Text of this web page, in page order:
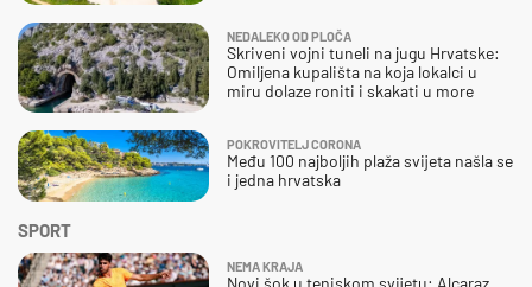
SPORT
NEMA KRAJA
Novi šok u teniskom svijetu: Alcaraz
NEDALEKO OD PLOČA
Skriveni vojni tuneli na jugu Hrvatske:
Omiljena kupališta na koja lokalci u
miru dolaze roniti i skakati u more
POKROVITELJ CORONA
Među 100 najboljih plaža svijeta našla se
i jedna hrvatska